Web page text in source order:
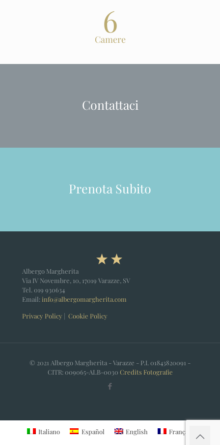
6
Camere
Contattaci
Prenota Subito
Albergo Margherita
Via IV Novembre, 10, 17019 Varazze, SV
Tel.019 930634
Email:info@albergomargherita.com
Privacy Policy
Cookie Policy
© 2021 Albergo Margherita - Varazze - P.I. 01843820091 -
CITR: 009065-ALB-0030 Credits Fotografie
Italiano Español English Français